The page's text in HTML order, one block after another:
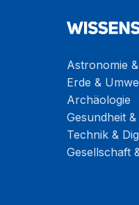
Astronomie
Erde &
Archäologie
Gesundheit
Technik &
Gesellschaft